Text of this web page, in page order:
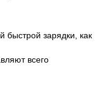
быстрой зарядки, как
всего